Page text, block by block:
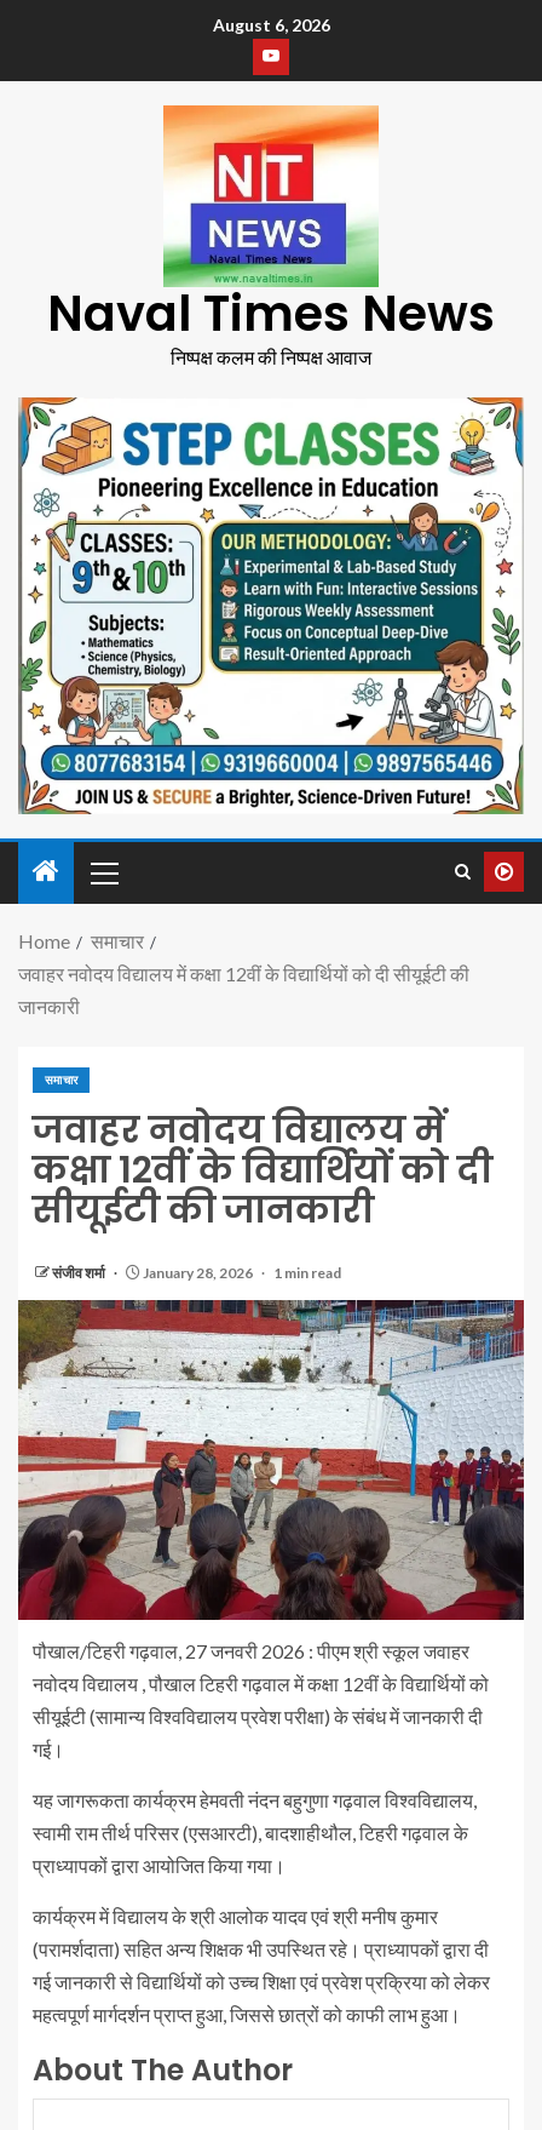
August 6, 2026
Naval Times News
निष्पक्ष कलम की निष्पक्ष आवाज
Home
समाचार
जवाहर नवोदय विद्यालय में कक्षा 12वीं के विद्यार्थियों को दी सीयूईटी की
जानकारी
समाचार
जवाहर नवोदय विद्यालय में
कक्षा 12वीं के विद्यार्थियों को दी
सीयूईटी की जानकारी
संजीव शर्मा January 28, 2026 1 min read
पौखाल/टिहरी गढ़वाल, 27 जनवरी 2026 : पीएम श्री स्कूल जवाहर
नवोदय विद्यालय , पौखाल टिहरी गढ़वाल में कक्षा 12वीं के विद्यार्थियों को
सीयूईटी (सामान्य विश्वविद्यालय प्रवेश परीक्षा) के संबंध में जानकारी दी
गई।
यह जागरूकता कार्यक्रम हेमवती नंदन बहुगुणा गढ़वाल विश्वविद्यालय,
स्वामी राम तीर्थ परिसर (एसआरटी), बादशाहीथौल, टिहरी गढ़वाल के
प्राध्यापकों द्वारा आयोजित किया गया।
कार्यक्रम में विद्यालय के श्री आलोक यादव एवं श्री मनीष कुमार
(परामर्शदाता) सहित अन्य शिक्षक भी उपस्थित रहे। प्राध्यापकों द्वारा दी
गई जानकारी से विद्यार्थियों को उच्च शिक्षा एवं प्रवेश प्रक्रिया को लेकर
महत्वपूर्ण मार्गदर्शन प्राप्त हुआ, जिससे छात्रों को काफी लाभ हुआ।
About The Author